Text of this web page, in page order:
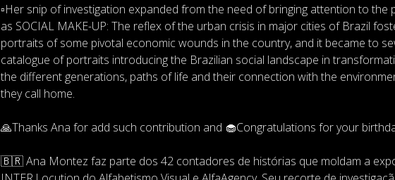
▫️Her snip of investigation expanded from the need of bringing attention to the
as SOCIAL MAKE-UP: The reflex of the urban crisis in major cities of Brazil
portraits of some pivotal economic wounds in the country, and it became to
catalogue of portraits introducing the Brazilian social landscape in
the different generations, paths of life and their connection with the
they call home.
🙏Thanks Ana for add such contribution and 🧁Congratulations for your
🇧🇷 Ana Montez faz parte dos 42 contadores de histórias que moldam a